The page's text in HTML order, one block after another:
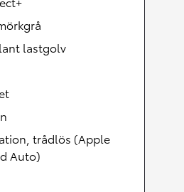
lastgolv
trådlös (Apple
Auto)